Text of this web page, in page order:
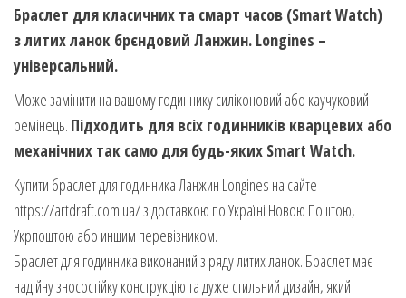
Браслет для класичних та смарт часов (Smart Watch)
з литих ланок брєндовий Ланжин. Longines –
універсальний.
Може замінити на вашому годиннику силіконовий або каучуковий
ремінець. Підходить для всіх годинників кварцевих або
механічних так само для будь-яких Smart Watch.
Купити браслет для годинника Ланжин Longines на сайте
https://artdraft.com.ua/ з доставкою по Україні Новою Поштою,
Укрпоштою або иншим перевізником.
Браслет для годинника виконаний з ряду литих ланок. Браслет має
надійну зносостійку конструкцію та дуже стильний дизайн, який